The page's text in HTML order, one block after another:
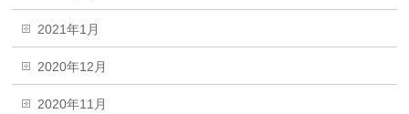
2021年1月
2020年12月
2020年11月